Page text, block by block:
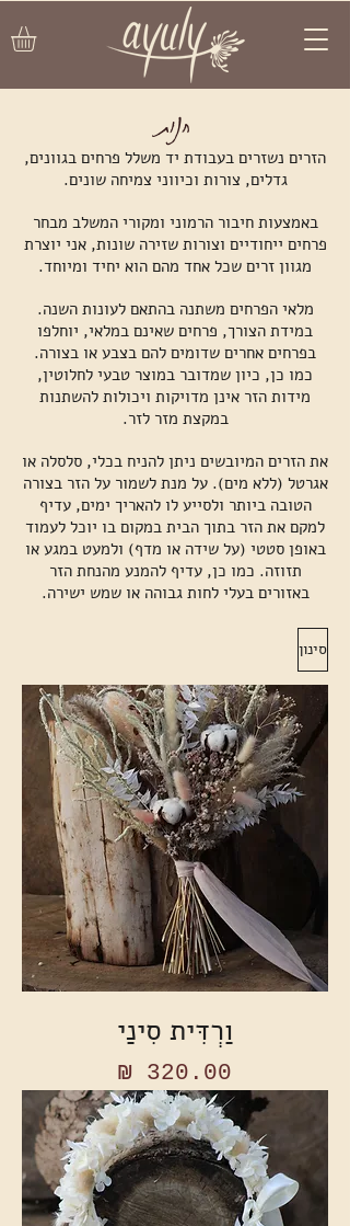
חנות
הזרים נשזרים בעבודת יד משלל פרחים בגוונים,
גדלים, צורות וכיווני צמיחה שונים.
באמצעות חיבור הרמוני ומקורי המשלב מבחר
פרחים ייחודיים וצורות שזירה שונות, אני יוצרת
מגוון זרים שכל אחד מהם הוא יחיד ומיוחד.
מלאי הפרחים משתנה בהתאם לעונות השנה.
במידת הצורך, פרחים שאינם במלאי, יוחלפו
בפרחים אחרים שדומים להם בצבע או בצורה.
כמו כן, כיון שמדובר במוצר טבעי לחלוטין,
מידות הזר אינן מדויקות ויכולות להשתנות
במקצת מזר לזר.
את הזרים המיובשים ניתן להניח בכלי, סלסלה או
אגרטל (ללא מים). על מנת לשמור על הזר בצורה
הטובה ביותר ולסייע לו להאריך ימים, עדיף
למקם את הזר בתוך הבית במקום בו יוכל לעמוד
באופן סטטי (על שידה או מדף) ולמעט במגע או
תזוזה. כמו כן, עדיף להמנע מהנחת הזר
באזורים בעלי לחות גבוהה או שמש ישירה.
סינון
וַרְדִּית סִינַי
מחיר